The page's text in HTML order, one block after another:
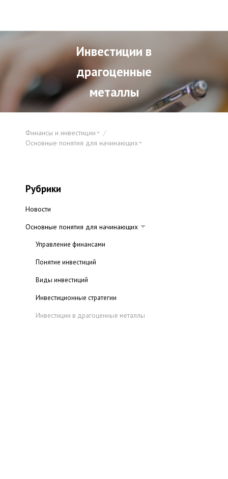
Инвестиции в
драгоценные
металлы
Финансы и инвестиции
Основные понятия для начинающих
Рубрики
Новости
Основные понятия для начинающих
Управление финансами
Понятие инвестиций
Виды инвестиций
Инвестиционные стратегии
Инвестиции в драгоценные металлы